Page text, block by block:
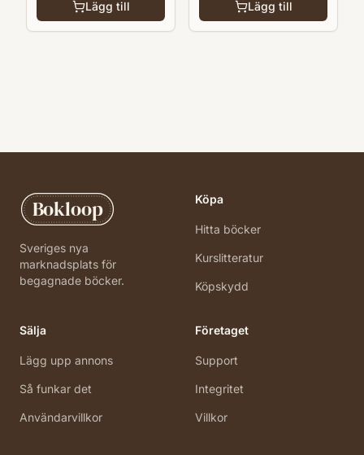
Lägg till Lägg till
Bokloop
Sveriges nya
marknadsplats för
begagnade böcker.
Köpa
Hitta böcker
Kurslitteratur
Köpskydd
Sälja
Lägg upp annons
Så funkar det
Användarvillkor
Företaget
Support
Integritet
Villkor